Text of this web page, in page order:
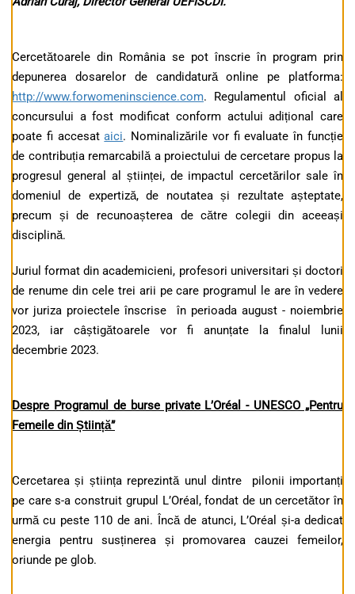
Cercetătoarele din România se pot înscrie în program prin
depunerea dosarelor de candidatură online pe platforma:
http://www.forwomeninscience.com. Regulamentul oficial al
concursului a fost modificat conform actului adițional care
poate fi accesataici. Nominalizările vor fi evaluate în funcție
de contribuția remarcabilă a proiectului de cercetare propus la
progresul general al științei, de impactul cercetărilor sale în
domeniul de expertiză, de noutatea și rezultate așteptate,
precum și de recunoașterea de către colegii din aceeași
disciplină.
Juriul format din academicieni, profesori universitari și doctori
de renume din cele trei arii pe care programul le are în vedere
vor juriza proiectele înscrise în perioada august - noiembrie
2023, iar câștigătoarele vor fi anunțate la finalul lunii
decembrie 2023.
Despre Programul de burse private L’Oréal - UNESCO „Pentru
Femeile din Știință”
Cercetarea și știința reprezintă unul dintre pilonii importanți
pe care s-a construit grupul L’Oréal, fondat de un cercetător în
urmă cu peste 110 de ani. Încă de atunci, L’Oréal și-a dedicat
energia pentru susținerea și promovarea cauzei femeilor,
oriunde pe glob.